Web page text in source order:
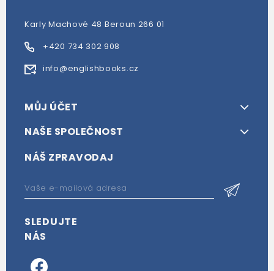
Karly Machové 48 Beroun 266 01
+420 734 302 908
info@englishbooks.cz
MŮJ ÚČET
NAŠE SPOLEČNOST
NÁŠ ZPRAVODAJ
SLEDUJTE
NÁS